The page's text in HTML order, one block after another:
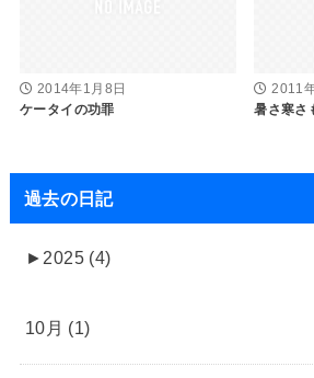
2014年1月8日
ケータイの功罪
2011
暑さ寒さ
過去の日記
► 2025 (4)
10月 (1)